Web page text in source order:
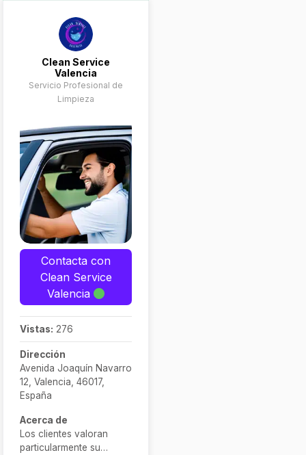
Clean Service
Valencia
Servicio Profesional de
Limpieza
Contacta con
Clean Service
Valencia
Vistas: 276
Dirección
Avenida Joaquín Navarro
12, Valencia, 46017,
España
Acerca de
Los clientes valoran
particularmente su